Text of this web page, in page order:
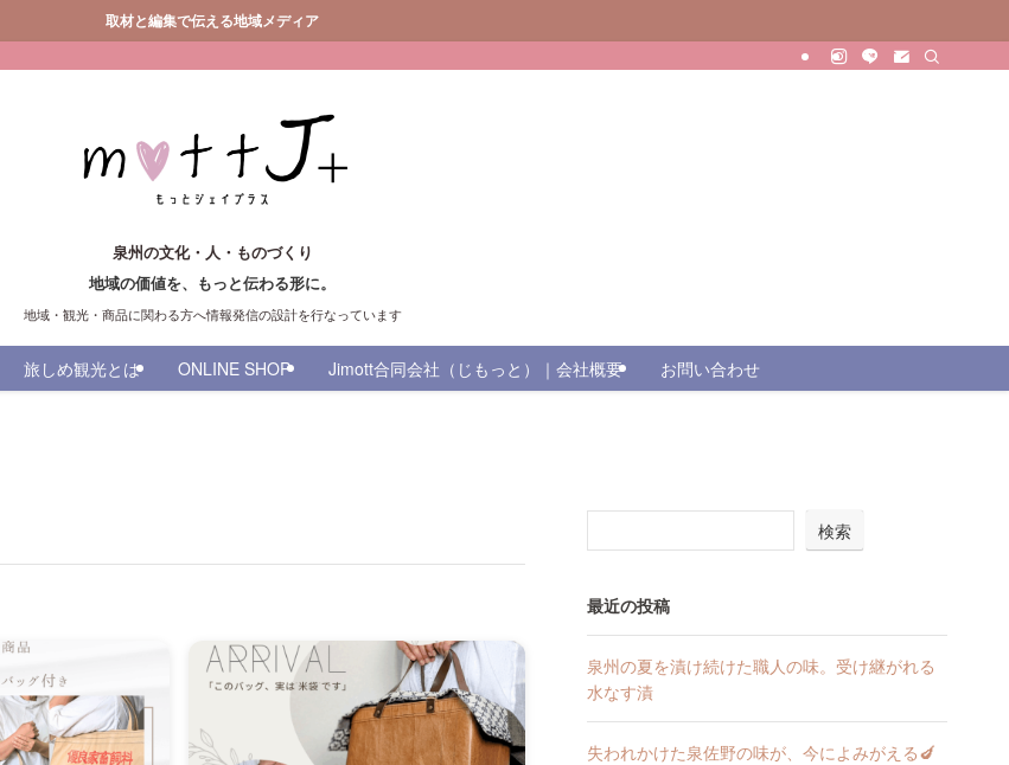
取材と編集で伝える地域メディア
旅しめ観光とは ONLINE SHOP Jimott合同会社（じもっと）｜会社概要 お問い合わせ
泉州の文化・人・ものづくり
地域の価値を、もっと伝わる形に。
地域・観光・商品に関わる方へ情報発信の設計を行なっています
検索
最近の投稿
泉州の夏を漬け続けた職人の味。受け継がれる
水なす漬
失われかけた泉佐野の味が、今によみがえる🍆